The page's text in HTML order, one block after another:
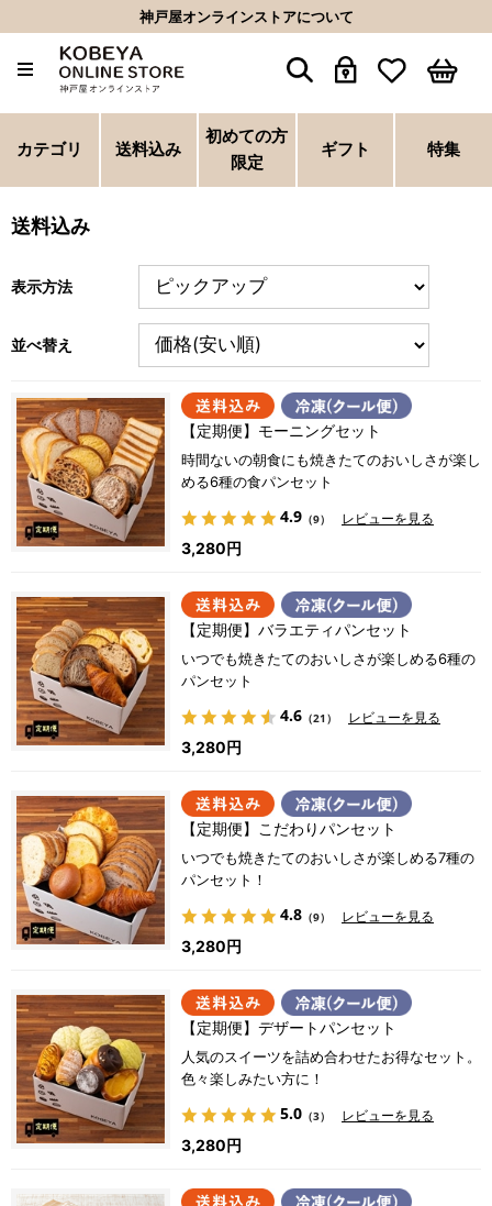
神戸屋オンラインストアについて
カテゴリ 送料込み
初めての方
限定
ギフト 特集
送料込み
表示方法
並べ替え
【定期便】モーニングセット
時間ないの朝食にも焼きたてのおいしさが楽し
める6種の食パンセット
4.9 （9）
レビューを見る
3,280円
【定期便】バラエティパンセット
いつでも焼きたてのおいしさが楽しめる6種の
パンセット
4.6 （21）
レビューを見る
3,280円
【定期便】こだわりパンセット
いつでも焼きたてのおいしさが楽しめる7種の
パンセット！
4.8 （9）
レビューを見る
3,280円
【定期便】デザートパンセット
人気のスイーツを詰め合わせたお得なセット。
色々楽しみたい方に！
5.0 （3）
レビューを見る
3,280円